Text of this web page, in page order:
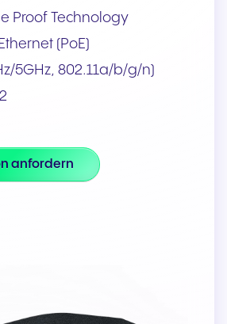
Proof Technology
(PoE)
5GHz, 802.11a/b/g/n)
anfordern